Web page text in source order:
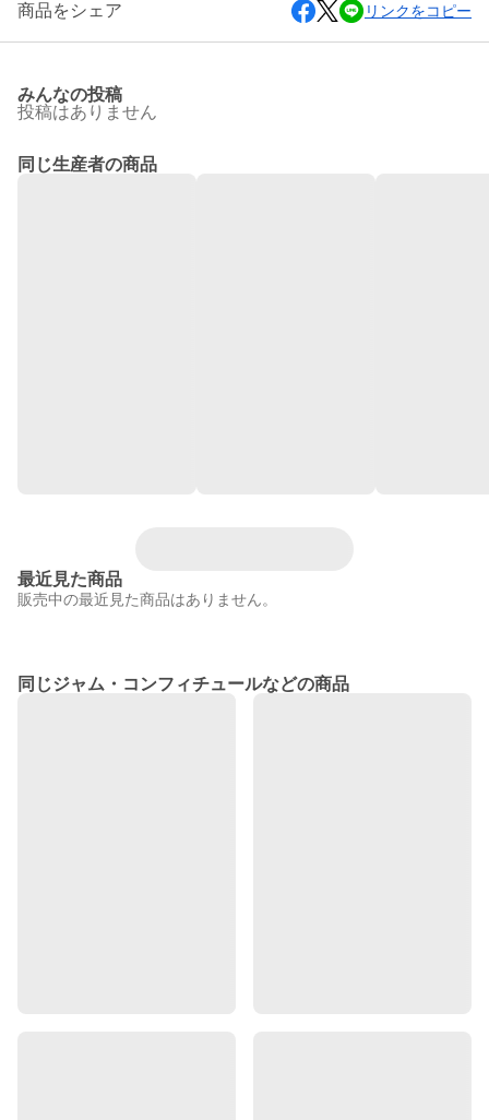
商品をシェア リンクをコピー
みんなの投稿
投稿はありません
同じ生産者の商品
最近見た商品
販売中の最近見た商品はありません。
同じジャム・コンフィチュールなどの商品